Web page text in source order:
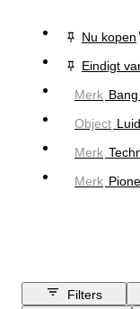
Nu kopen
Eindigt
Merk
Object
Merk
Merk
Filters